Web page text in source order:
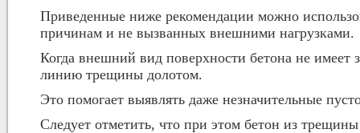
Приведенные ниже рекомендации можно
причинам и не вызванных внешними нагрузками.
Когда внешний вид поверхности бетона не имеет
линию трещины долотом.
Это помогает выявлять даже незначительные
Следует отметить, что при этом бетон из